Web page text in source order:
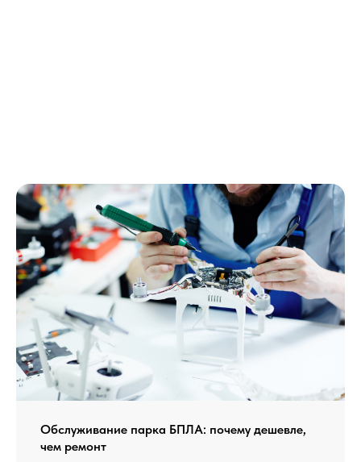
Обслуживание парка БПЛА: почему дешевле,
чем ремонт